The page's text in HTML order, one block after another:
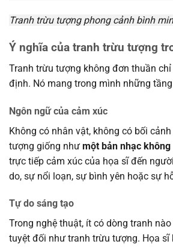
Tranh trừu tượng phong cảnh bình
Ý nghĩa của tranh trừu tượng
Tranh trừu tượng không đơn thuần
định. Nó mang trong mình những
Ngôn ngữ của cảm xúc
Không có nhân vật, không có bối
tượng giống như một bản nhạc không
trực tiếp cảm xúc của họa sĩ đến
do, sự nổi loạn, sự bình yên hoặc sự
Tự do sáng tạo
Trong nghệ thuật, ít có dòng tranh
tuyệt đối như tranh trừu tượng. Họa sĩ